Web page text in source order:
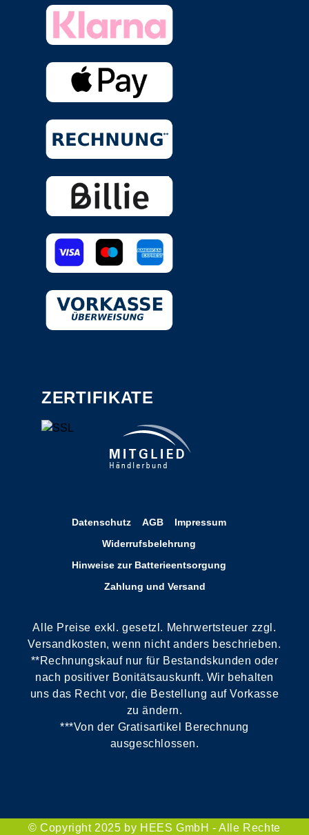
ZERTIFIKATE
Datenschutz AGB
Impressum
Widerrufsbelehrung
Hinweise zur Batterieentsorgung
Zahlung und Versand
Alle Preise exkl. gesetzl. Mehrwertsteuer zzgl.
Versandkosten, wenn nicht anders beschrieben.
**Rechnungskauf nur für Bestandskunden oder
nach positiver Bonitätsauskunft. Wir behalten
uns das Recht vor, die Bestellung auf Vorkasse
zu ändern.
***Von der Gratisartikel Berechnung
ausgeschlossen.
© Copyright 2025 by HEES GmbH - Alle Rechte